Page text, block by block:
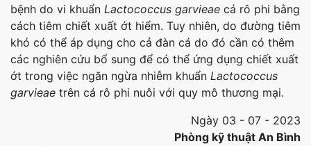
bệnh do vi khuẩn Lactococcus garvieae cá rô phi bằng
cách tiêm chiết xuất ớt hiểm. Tuy nhiên, do đường tiêm
khó có thể áp dụng cho cả đàn cá do đó cần có thêm
các nghiên cứu bổ sung để có thể ứng dụng chiết xuất
ớt trong việc ngăn ngừa nhiễm khuẩn Lactococcus
garvieae trên cá rô phi nuôi với quy mô thương mại.
Ngày 03 - 07 - 2023
Phòng kỹ thuật An Bình